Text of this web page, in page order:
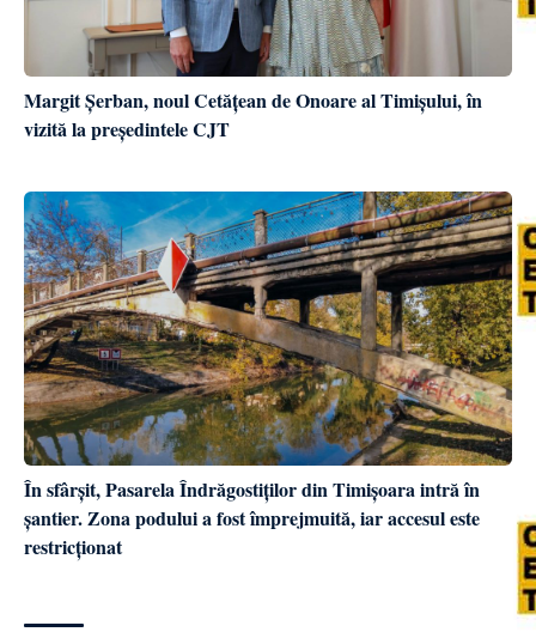
Margit Șerban, noul Cetățean de Onoare al Timișului, în
vizită la președintele CJT
În sfârșit, Pasarela Îndrăgostiților din Timișoara intră în
șantier. Zona podului a fost împrejmuită, iar accesul este
restricționat